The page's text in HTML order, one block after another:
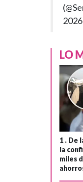
2026
LO
1 . De
la
miles